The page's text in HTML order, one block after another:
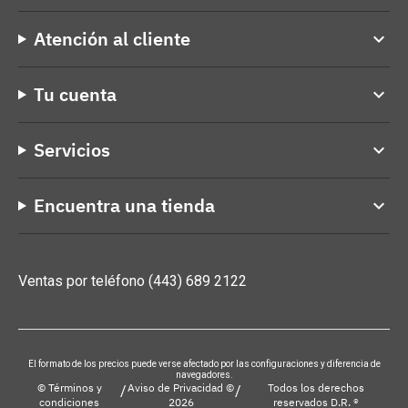
Atención al cliente keyboard_arrow_down
Tu cuenta keyboard_arrow_down
Servicios keyboard_arrow_down
Encuentra una tienda keyboard_arrow_down
Ventas por teléfono (443) 689 2122
El formato de los precios puede verse afectado por las configuraciones y diferencia de
navegadores.
© Términos y
condiciones
/Aviso de Privacidad ©
2026
/
Todos los derechos
reservados D.R. ®